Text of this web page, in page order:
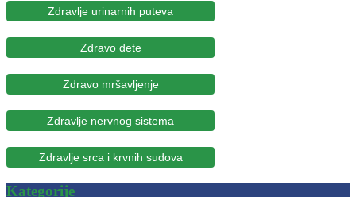
Zdravlje urinarnih puteva
Zdravo dete
Zdravo mršavljenje
Zdravlje nervnog sistema
Zdravlje srca i krvnih sudova
Kategorije